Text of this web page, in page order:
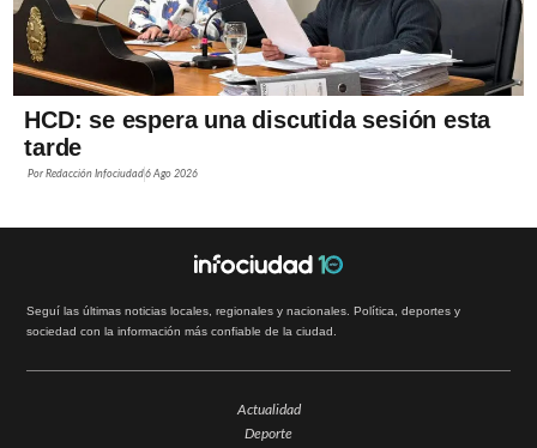
HCD: se espera una discutida sesión esta
tarde
PorRedacción Infociudad6 Ago 2026
Seguí las últimas noticias locales, regionales y nacionales. Política, deportes y
sociedad con la información más confiable de la ciudad.
Actualidad
Deporte